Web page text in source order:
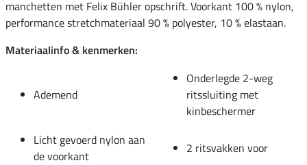
manchetten met Felix Bühler opschrift. Voorkant 100 % nylon,
performance stretchmateriaal 90 % polyester, 10 % elastaan.
Materiaalinfo & kenmerken:
Ademend
Onderlegde 2-weg
ritssluiting met
kinbeschermer
Licht gevoerd nylon aan
de voorkant
2 ritsvakken voor